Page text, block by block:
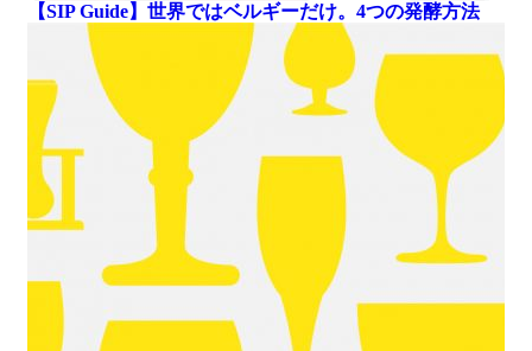
【SIP Guide】世界ではベルギーだけ。4つの発酵方法